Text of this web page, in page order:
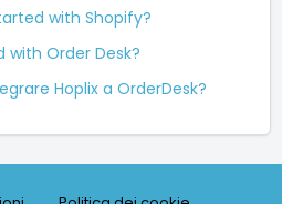
with Shopify?
with Order Desk?
Hoplix a OrderDesk?